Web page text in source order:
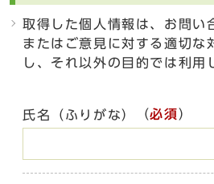
取得した個人情報は、お問い
またはご意見に対する適切な
し、それ以外の目的では利用
氏名（ふりがな） （必須）